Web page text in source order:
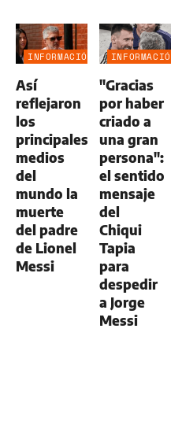
INFORMACIÓN
Así
reflejaron
los
principales
medios
del
mundo la
muerte
del padre
de Lionel
Messi
INFORMACIÓN
"Gracias
por haber
criado a
una gran
persona":
el sentido
mensaje
del
Chiqui
Tapia
para
despedir
a Jorge
Messi